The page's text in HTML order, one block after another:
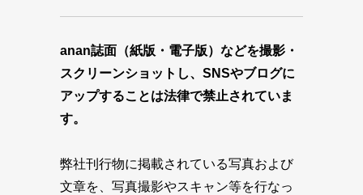
anan誌面（紙版・電子版）などを撮影・
スクリーンショットし、SNSやブログに
アップすることは法律で禁止されていま
す。
弊社刊行物に掲載されている写真および
文章を、写真撮影やスキャン等を行なっ